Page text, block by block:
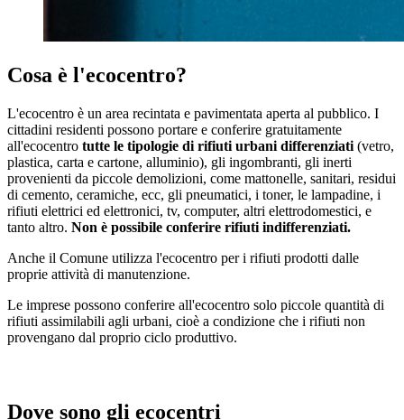
Cosa è l'ecocentro?
L'ecocentro è un area recintata e pavimentata aperta al pubblico. I
cittadini residenti possono portare e conferire gratuitamente
all'ecocentro tutte le tipologie di rifiuti urbani differenziati (vetro,
plastica, carta e cartone, alluminio), gli ingombranti, gli inerti
provenienti da piccole demolizioni, come mattonelle, sanitari, residui
di cemento, ceramiche, ecc, gli pneumatici, i toner, le lampadine, i
rifiuti elettrici ed elettronici, tv, computer, altri elettrodomestici, e
tanto altro. Non è possibile conferire rifiuti indifferenziati.
Anche il Comune utilizza l'ecocentro per i rifiuti prodotti dalle
proprie attività di manutenzione.
Le imprese possono conferire all'ecocentro solo piccole quantità di
rifiuti assimilabili agli urbani, cioè a condizione che i rifiuti non
provengano dal proprio ciclo produttivo.
Dove sono gli ecocentri